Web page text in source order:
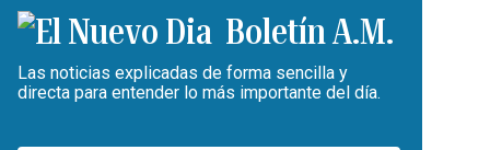
Boletín A.M.
Las noticias explicadas de forma sencilla y
directa para entender lo más importante del día.